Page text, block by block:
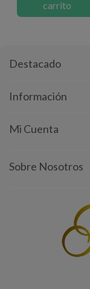
carrito
Destacado
Información
Mi Cuenta
Sobre Nosotros